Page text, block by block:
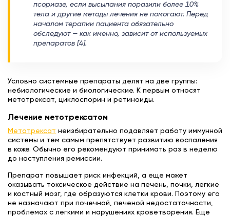
псориазе, если высыпания поразили более 10%
тела и другие методы лечения не помогают. Перед
началом терапии пациента обязательно
обследуют — как именно, зависит от используемых
препаратов [4].
Условно системные препараты делят на две группы:
небиологические и биологические. К первым относят
метотрексат, циклоспорин и ретиноиды.
Лечение метотрексатом
Метотрексат неизбирательно подавляет работу иммунной
системы и тем самым препятствует развитию воспаления
в коже. Обычно его рекомендуют принимать раз в неделю
до наступления ремиссии.
Препарат повышает риск инфекций, а еще может
оказывать токсическое действие на печень, почки, легкие
и костный мозг, где образуются клетки крови. Поэтому его
не назначают при почечной, печеной недостаточности,
проблемах с легкими и нарушениях кроветворения. Еще